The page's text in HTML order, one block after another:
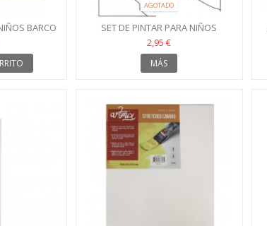
BARCO
AGOTADO
SET DE PINTAR PARA NIÑOS
CASTILLO
2,95 €
MÁS